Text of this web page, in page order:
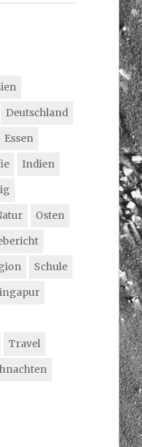
Deutschland
Essen
Indien
Osten
Schule
Travel